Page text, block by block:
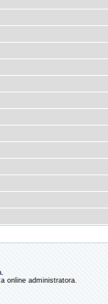
online administratora.